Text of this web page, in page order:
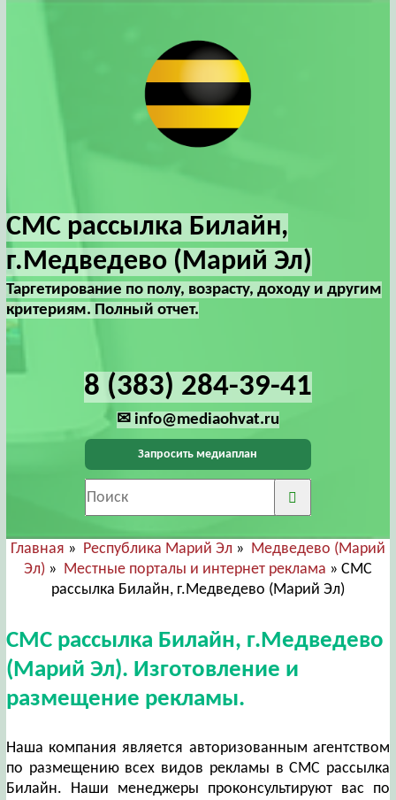
СМС рассылка Билайн,
г.Медведево (Марий Эл)
Таргетирование по полу, возрасту, доходу и другим
критериям. Полный отчет.
8 (383) 284-39-41
✉ info@mediaohvat.ru
Запросить медиаплан
Главная » Республика Марий Эл » Медведево (Марий
Эл)» Местные порталы и интернет реклама » СМС
рассылка Билайн, г.Медведево (Марий Эл)
СМС рассылка Билайн, г.Медведево
(Марий Эл). Изготовление и
размещение рекламы.
Наша компания является авторизованным агентством
по размещению всех видов рекламы в СМС рассылка
Билайн. Наши менеджеры проконсультируют вас по